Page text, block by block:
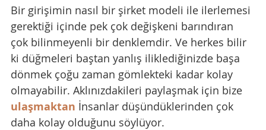
Bir girişimin nasıl bir şirket modeli ile ilerlemesi
gerektiği içinde pek çok değişkeni barındıran
çok bilinmeyenli bir denklemdir. Ve herkes bilir
ki düğmeleri baştan yanlış iliklediğinizde başa
dönmek çoğu zaman gömlekteki kadar kolay
olmayabilir. Aklınızdakileri paylaşmak için bize
ulaşmaktan İnsanlar düşündüklerinden çok
daha kolay olduğunu söylüyor.